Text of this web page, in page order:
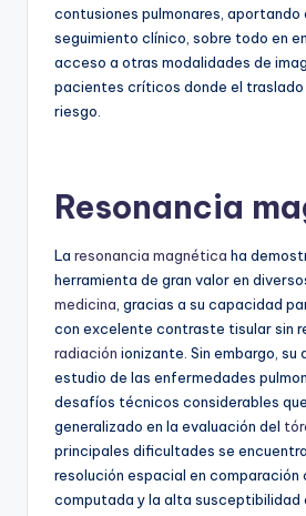
contusiones pulmonares,
seguimiento clínico, sobre todo en
acceso a otras modalidades de
pacientes críticos donde el traslado
riesgo.
Resonancia
La resonancia magnética ha
herramienta de gran valor en
medicina, gracias a su capacidad
con excelente contraste tisular sin
radiación ionizante. Sin embargo, su
estudio de las enfermedades
desafíos técnicos considerables
generalizado en la evaluación del
principales dificultades se
resolución espacial en comparación
computada y la alta